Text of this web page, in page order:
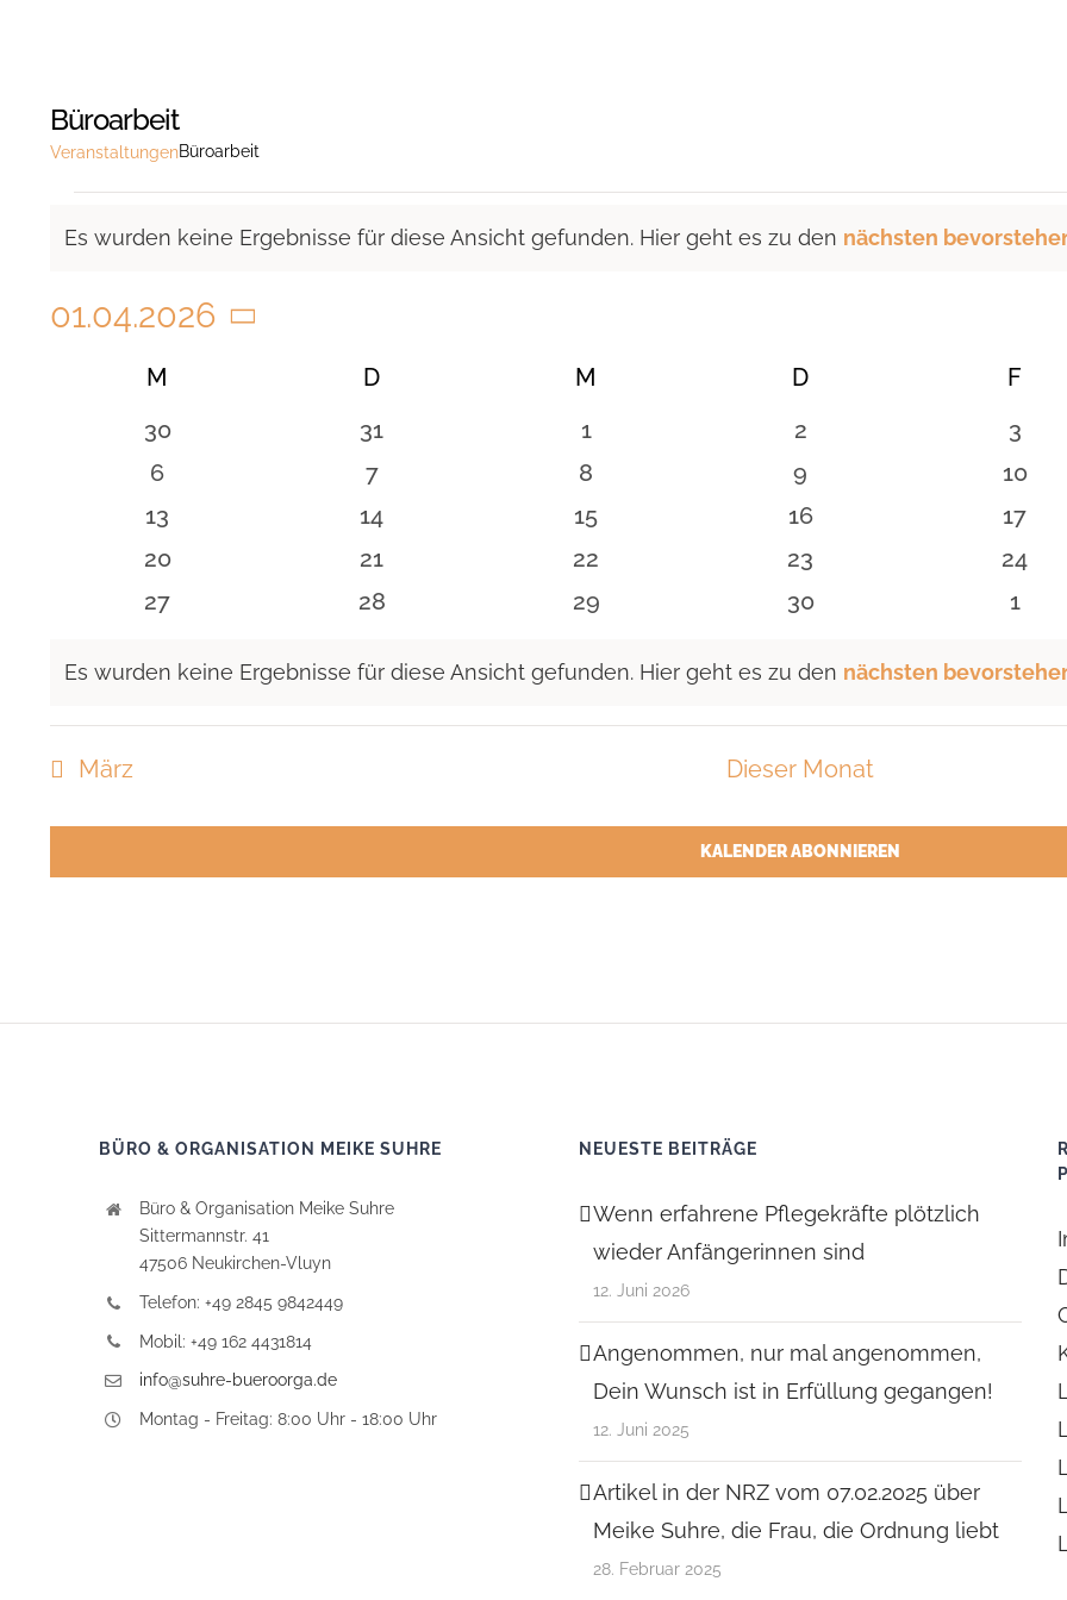
Büroarbeit
VeranstaltungenBüroarbeit
Es wurden keine Ergebnisse für diese Ansicht gefunden. Hier geht es zu den nächsten
01.04.2026
Datum
wählen.
Kalender
Veranstaltungen
M DDIENSTAG M DDONNERSTAG F
0
Veranstaltungen
30
0
Veranstaltungen
31
0
Veranstaltungen
1
0
Veranstaltungen
2
0
3
0
Veranstaltungen
6
0
Veranstaltungen
7
0
Veranstaltungen
8
0
Veranstaltungen
9
0
10
0
Veranstaltungen
13
0
Veranstaltungen
14
0
Veranstaltungen
15
0
Veranstaltungen
16
0
17
0
Veranstaltungen
20
0
Veranstaltungen
21
0
Veranstaltungen
22
0
Veranstaltungen
23
0
24
0
27
0
28
0
29
0
30
0
1
Es wurden keine Ergebnisse für diese Ansicht gefunden. Hier geht es zu den nächsten
März Dieser Monat
KALENDER ABONNIEREN
BÜRO & ORGANISATION MEIKE SUHRE
Büro & Organisation Meike Suhre
Sittermannstr. 41
47506 Neukirchen-Vluyn
Telefon: +49 2845 9842449
Mobil: +49 162 4431814
info@suhre-bueroorga.de
Montag - Freitag: 8:00 Uhr - 18:00 Uhr
NEUESTE BEITRÄGE
Wenn erfahrene Pflegekräfte plötzlich
wieder Anfängerinnen sind
12. Juni 2026
Angenommen, nur mal angenommen,
Dein Wunsch ist in Erfüllung gegangen!
12. Juni 2025
Artikel in der NRZ vom 07.02.2025 über
Meike Suhre, die Frau, die Ordnung liebt
28. Februar 2025